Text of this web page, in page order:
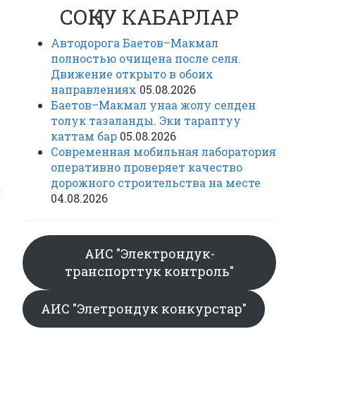
СОҢКУ КАБАРЛАР
Автодорога Баетов–Макмал
полностью очищена после селя.
Движение открыто в обоих
направлениях 05.08.2026
Баетов–Макмал унаа жолу селден
толук тазаланды. Эки тараптуу
каттам бар 05.08.2026
Современная мобильная лаборатория
оперативно проверяет качество
дорожного строительства на месте
04.08.2026
АИС "Электрондук-
транспорттук контроль"
АИС "Элетрондук конкурстар"